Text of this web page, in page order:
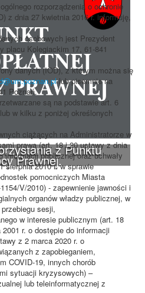
z Punktu
Prawnej.
rozporządzenia o ochronie
z dnia 27 kwietnia 2016 r. informuję,
osobowych jest Prezydent
placu Kolegiackim 17, 61-841
danych (IOD), z którym można się
lub pisemnie na
Poznań.
są na podstawie art. 6
w kilku z poniżej określonych
ciążących na Administratorze w
prawa (art. 18 i 20 ustawy z dnia
informacji publicznej oraz uchwały
sierpnia 2010 r. w sprawie
pomocniczych Miasta
V/2010) - zapewnienie jawności i
organów władzy publicznej, w
sesji,
w interesie publicznym (art. 18
r. o dostępie do informacji
z 2 marca 2020 r. o
z zapobieganiem,
COVID-19, innych chorób
sytuacji kryzysowych) –
lub teleinformatycznej z